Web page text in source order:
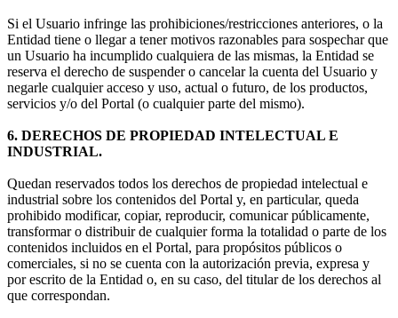
Si el Usuario infringe las prohibiciones/restricciones anteriores, o la
Entidad tiene o llegar a tener motivos razonables para sospechar que
un Usuario ha incumplido cualquiera de las mismas, la Entidad se
reserva el derecho de suspender o cancelar la cuenta del Usuario y
negarle cualquier acceso y uso, actual o futuro, de los productos,
servicios y/o del Portal (o cualquier parte del mismo).
6. DERECHOS DE PROPIEDAD INTELECTUAL E
INDUSTRIAL.
Quedan reservados todos los derechos de propiedad intelectual e
industrial sobre los contenidos del Portal y, en particular, queda
prohibido modificar, copiar, reproducir, comunicar públicamente,
transformar o distribuir de cualquier forma la totalidad o parte de los
contenidos incluidos en el Portal, para propósitos públicos o
comerciales, si no se cuenta con la autorización previa, expresa y
por escrito de la Entidad o, en su caso, del titular de los derechos al
que correspondan.